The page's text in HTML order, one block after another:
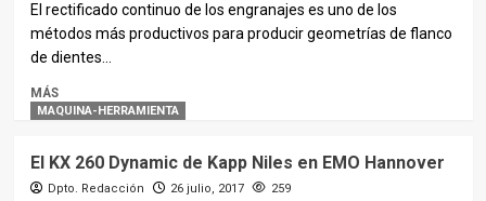
El rectificado continuo de los engranajes es uno de los
métodos más productivos para producir geometrías de flanco
de dientes...
MÁS
MAQUINA-HERRAMIENTA
El KX 260 Dynamic de Kapp Niles en EMO Hannover
Dpto. Redacción 26 julio, 2017 259